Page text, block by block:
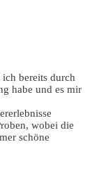
bereits durch
habe und es mir
wobei die
schöne